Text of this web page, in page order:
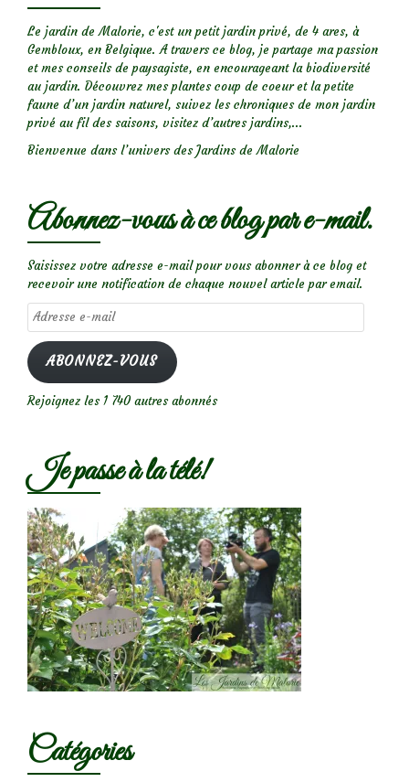
Le jardin de Malorie, c'est un petit jardin privé, de 4 ares, à
Gembloux, en Belgique. A travers ce blog, je partage ma passion
et mes conseils de paysagiste, en encourageant la biodiversité
au jardin. Découvrez mes plantes coup de coeur et la petite
faune d’un jardin naturel, suivez les chroniques de mon jardin
privé au fil des saisons, visitez d’autres jardins,...
Bienvenue dans l’univers des Jardins de Malorie
Abonnez-vous à ce blog par e-mail.
Saisissez votre adresse e-mail pour vous abonner à ce blog et
recevoir une notification de chaque nouvel article par email.
Adresse
e-
mail
ABONNEZ-VOUS
Rejoignez les 1 740 autres abonnés
Je passe à la télé!
Catégories